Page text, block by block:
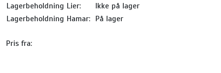
Lagerbeholdning Lier:
Ikke på lager
Lagerbeholdning Hamar: På lager
Pris fra:
Blomster, potter og brett
Driftsmidler